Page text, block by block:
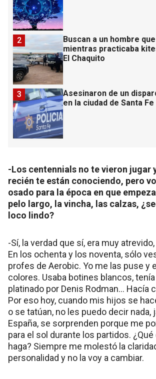
Buscan a un hombre
mientras practicaba
El Chaquito
2
Asesinaron de un
en la ciudad de Santa Fe
3
-Los centennials no te vieron jugar
recién te están conociendo, pero
osado para la época en que
pelo largo, la vincha, las calzas,
loco lindo?
-Sí, la verdad que sí, era muy
En los ochenta y los noventa, sólo
profes de Aerobic. Yo me las puse y
colores. Usaba botines blancos,
platinado por Denis Rodman… Hacía
Por eso hoy, cuando mis hijos se
o se tatúan, no les puedo decir nada,
España, se sorprenden porque me
para el sol durante los partidos.
haga? Siempre me molestó la
personalidad y no la voy a cambiar.